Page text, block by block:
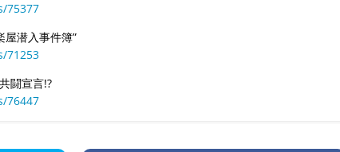
75377
潜入事件簿”
71253
闘宣言!?
76447